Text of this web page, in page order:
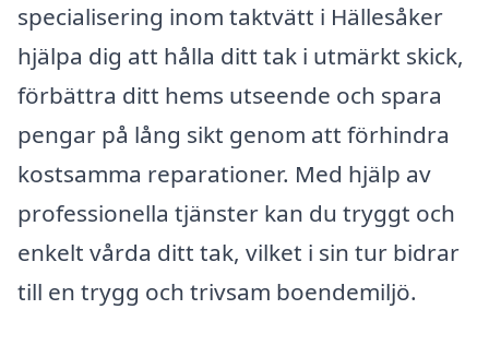
specialisering inom taktvätt i Hällesåker
hjälpa dig att hålla ditt tak i utmärkt skick,
förbättra ditt hems utseende och spara
pengar på lång sikt genom att förhindra
kostsamma reparationer. Med hjälp av
professionella tjänster kan du tryggt och
enkelt vårda ditt tak, vilket i sin tur bidrar
till en trygg och trivsam boendemiljö.